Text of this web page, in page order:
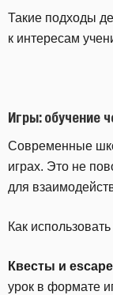
Такие подходы
к интересам
Игры: обучение
Современные
играх. Это не
для
Как
Квесты и
урок в формате